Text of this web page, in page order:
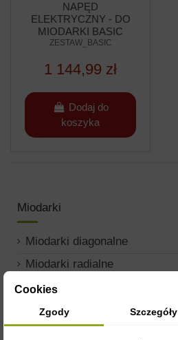
NAPĘD
ELEKTRYCZNY - DO
MIODARKI BASIC
(DEDYKOWANY DO
FIRMY ŁYSOŃ)
ZESTAW_BASIC
1 144,99 zł
Dodaj do
koszyka
Miodarki
Miodarki diagonalne
Miodarki radialne
Miodarki kasetowe
Części oraz akcesoria
Cookies
Zgody Szczegóły